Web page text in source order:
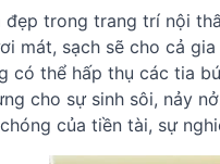
đẹp trong trang trí nội
mát, sạch sẽ cho cả gia
có thể hấp thụ các tia
cho sự sinh sôi, nảy
của tiền tài, sự